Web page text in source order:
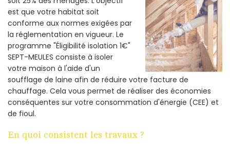
est que votre habitat soit
conforme aux normes exigées par
la réglementation en vigueur. Le
programme "Éligibilité isolation 1€"
SEPT-MEULES consiste à isoler
votre maison à l'aide d'un
soufflage de laine afin de réduire votre facture de
chauffage. Cela vous permet de réaliser des économies
conséquentes sur votre consommation d'énergie (CEE) et
de fioul.
En quoi consistent les travaux ?